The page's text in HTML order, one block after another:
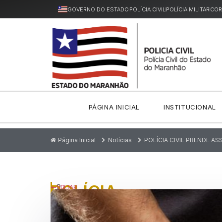
GOVERNO DO ESTADOPOLÍCIA CIVILPOLÍCIA MILITAR
PÁGINA INICIAL INSTITUCIONAL
Página Inicial Notícias POLÍCIA CIVIL PRENDE
P
u
bl
POLÍCIA
CIVIL
VOLTAR